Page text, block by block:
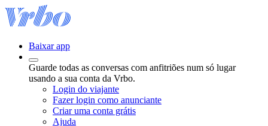
Baixar app
Guarde todas as conversas com anfitriões num só lugar
usando a sua conta da Vrbo.
Login do viajante
Fazer login como anunciante
Criar uma conta grátis
Ajuda